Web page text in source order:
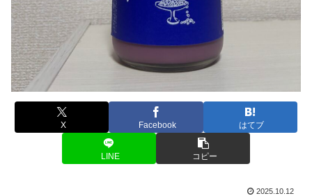
X Facebook はてブ
LINE コピー
2025.10.12